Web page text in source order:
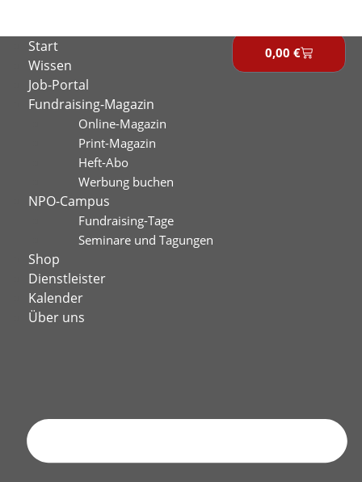
springen
Start
Wissen
Job-Portal
Fundraising-Magazin
Online-Magazin
Print-Magazin
Heft-Abo
Werbung buchen
NPO-Campus
Fundraising-Tage
Seminare und Tagungen
Shop
Dienstleister
Kalender
Über uns
0,00 €